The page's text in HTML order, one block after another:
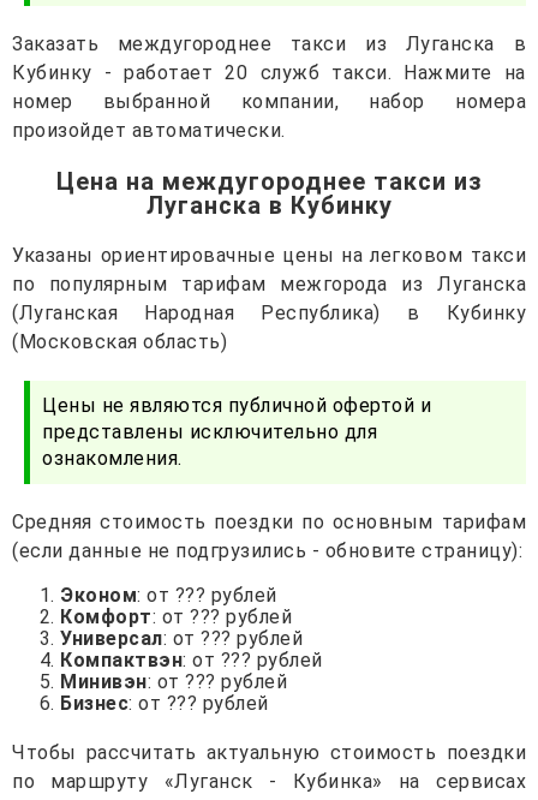
Заказать междугороднее такси из Луганска в
Кубинку - работает 20 служб такси. Нажмите на
номер выбранной компании, набор номера
произойдет автоматически.
Цена на междугороднее такси из
Луганска в Кубинку
Указаны ориентировачные цены на легковом такси
по популярным тарифам межгорода из Луганска
(Луганская Народная Республика) в Кубинку
(Московская область)
Цены не являются публичной офертой и
представлены исключительно для
ознакомления.
Средняя стоимость поездки по основным тарифам
(если данные не подгрузились - обновите страницу):
Эконом: от ??? рублей
Комфорт: от ??? рублей
Универсал: от ??? рублей
Компактвэн: от ??? рублей
Минивэн: от ??? рублей
Бизнес: от ??? рублей
Чтобы рассчитать актуальную стоимость поездки
по маршруту «Луганск - Кубинка» на сервисах